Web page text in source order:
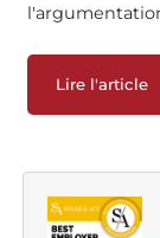
Lire l'article